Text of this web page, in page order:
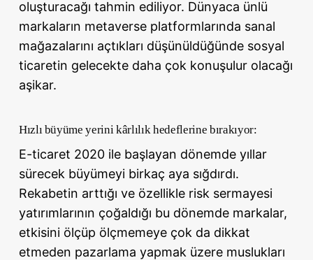
oluşturacağı tahmin ediliyor. Dünyaca ünlü
markaların metaverse platformlarında sanal
mağazalarını açtıkları düşünüldüğünde sosyal
ticaretin gelecekte daha çok konuşulur olacağı
aşikar.
Hızlı büyüme yerini kârlılık hedeflerine bırakıyor:
E-ticaret 2020 ile başlayan dönemde yıllar
sürecek büyümeyi birkaç aya sığdırdı.
Rekabetin arttığı ve özellikle risk sermayesi
yatırımlarının çoğaldığı bu dönemde markalar,
etkisini ölçüp ölçmemeye çok da dikkat
etmeden pazarlama yapmak üzere muslukları